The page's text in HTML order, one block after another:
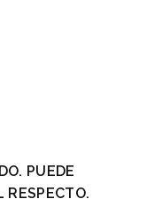
PUEDE
RESPECTO.